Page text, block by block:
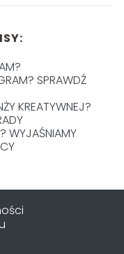
SPRAWDŹ
KREATYWNEJ?
WYJAŚNIAMY